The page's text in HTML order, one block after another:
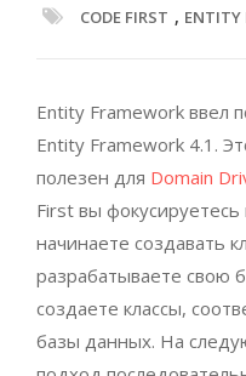
CODE FIRST , ENTITY
Entity Framework ввел
Entity Framework 4.1.
полезен для Domain
First вы
начинаете создавать
разрабатываете свою
создаете классы,
базы данных. На